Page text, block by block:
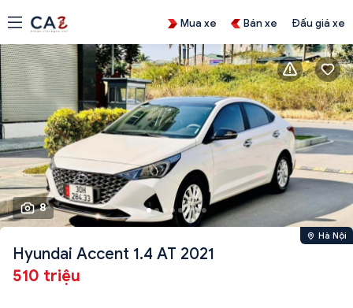
Mua xe Bán xe Đấu giá xe
8
Hà Nội
Hyundai Accent 1.4 AT 2021
510 triệu